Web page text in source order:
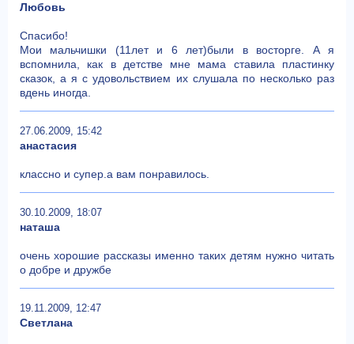
Любовь
Спасибо!
Мои мальчишки (11лет и 6 лет)были в восторге. А я
вспомнила, как в детстве мне мама ставила пластинку
сказок, а я с удовольствием их слушала по несколько раз
вдень иногда.
27.06.2009, 15:42
анастасия
классно и супер.а вам понравилось.
30.10.2009, 18:07
наташа
очень хорошие рассказы именно таких детям нужно читать
о добре и дружбе
19.11.2009, 12:47
Светлана